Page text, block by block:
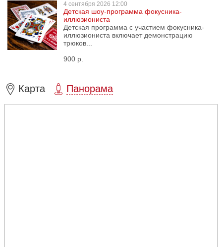
4 сентября 2026 12:00
Детская шоу-программа фокусника-
иллюзиониста
Детская программа с участием фокусника-
иллюзиониста включает демонстрацию
трюков...
900 р.
Карта Панорама